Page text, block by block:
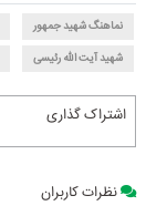
نماهنگ شهید جمهور
شهید آیت الله رئیسی
اشتراک گذاری
نظرات کاربران